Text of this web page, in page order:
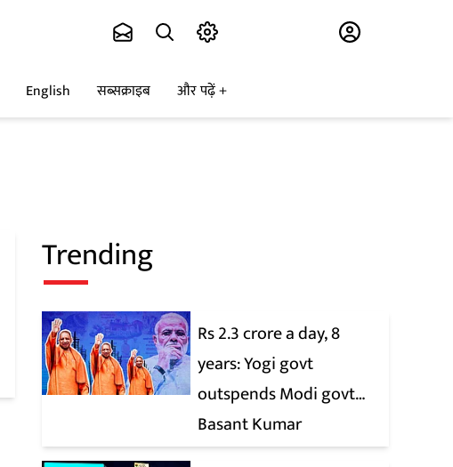
English सब्सक्राइब और पढ़ें
Trending
Rs 2.3 crore a day, 8
years: Yogi govt
outspends Modi govt
when it comes to ads
Basant Kumar